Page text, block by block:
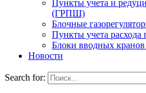
Пункты учета и
(ГРПШ)
Блочные
Пункты учета
Блоки вводных
Новости
Search for: